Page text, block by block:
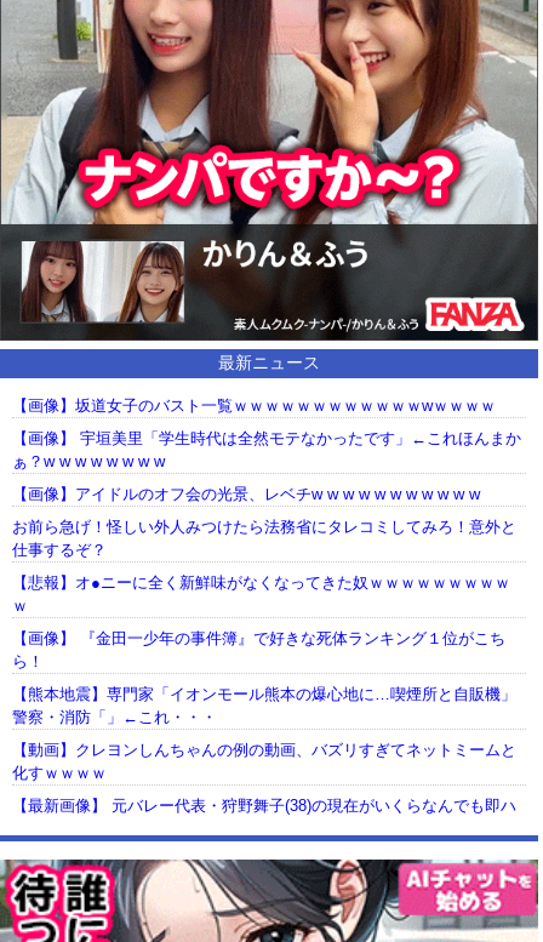
最新ニュース
【画像】坂道女子のバスト一覧ｗｗｗｗｗｗｗｗｗｗｗｗwｗｗｗｗ
【画像】 宇垣美里「学生時代は全然モテなかったです」←これほんまか
ぁ？w w w w w w w w
【画像】アイドルのオフ会の光景、レベチw w w w w w w w w w w
お前ら急げ！怪しい外人みつけたら法務省にタレコミしてみろ！意外と
仕事するぞ？
【悲報】オ●ニーに全く新鮮味がなくなってきた奴ｗｗｗｗｗｗｗｗｗ
ｗ
【画像】 『金田一少年の事件簿』で好きな死体ランキング１位がこち
ら！
【熊本地震】専門家「イオンモール熊本の爆心地に…喫煙所と自販機」
警察・消防「」←これ・・・
【動画】クレヨンしんちゃんの例の動画、バズリすぎてネットミームと
化すｗｗｗｗ
【最新画像】 元バレー代表・狩野舞子(38)の現在がいくらなんでも即ハ
【動画】USJの禁止エリアに子どもたちが続々乱入 → スタッフが注意し
ても止まらない事態に
Powered by livedoor 相互RSS